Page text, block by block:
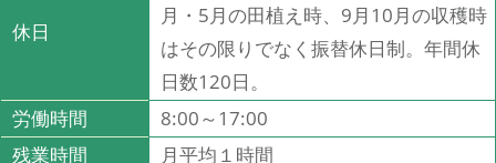
休日
月・5月の田植え時、9月10月の収穫時
はその限りでなく振替休日制。年間休
日数120日。
労働時間
8:00～17:00
残業時間
月平均１時間